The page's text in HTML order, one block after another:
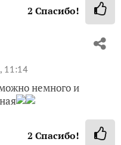
2 Спасибо!
11:14
немного и
2 Спасибо!